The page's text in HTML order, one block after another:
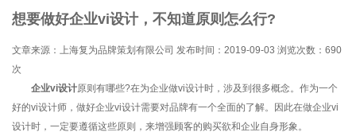
想要做好企业vi设计，不知道原则怎么行?
文章来源：上海复为品牌策划有限公司 发布时间：2019-09-03 浏览次数： 690
次
企业vi设计原则有哪些?在为企业做vi设计时，涉及到很多概念。作为一个
好的vi设计师，做好企业vi设计需要对品牌有一个全面的了解。因此在做企业vi
设计时，一定要遵循这些原则，来增强顾客的购买欲和企业自身形象。